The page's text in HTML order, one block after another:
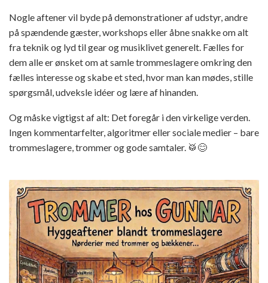
Nogle aftener vil byde på demonstrationer af udstyr, andre
på spændende gæster, workshops eller åbne snakke om alt
fra teknik og lyd til gear og musiklivet generelt. Fælles for
dem alle er ønsket om at samle trommeslagere omkring den
fælles interesse og skabe et sted, hvor man kan mødes, stille
spørgsmål, udveksle idéer og lære af hinanden.
Og måske vigtigst af alt: Det foregår i den virkelige verden.
Ingen kommentarfelter, algoritmer eller sociale medier – bare
trommeslagere, trommer og gode samtaler. 🥁😊